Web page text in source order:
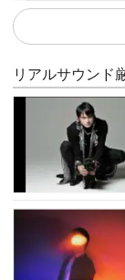
リアルサウンド